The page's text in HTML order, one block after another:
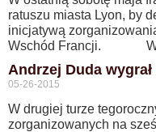
ratuszu miasta Lyon, by
inicjatywą
Wschód Francji.
Andrzej Duda
05-26-2015
W drugiej turze
zorganizowanych na